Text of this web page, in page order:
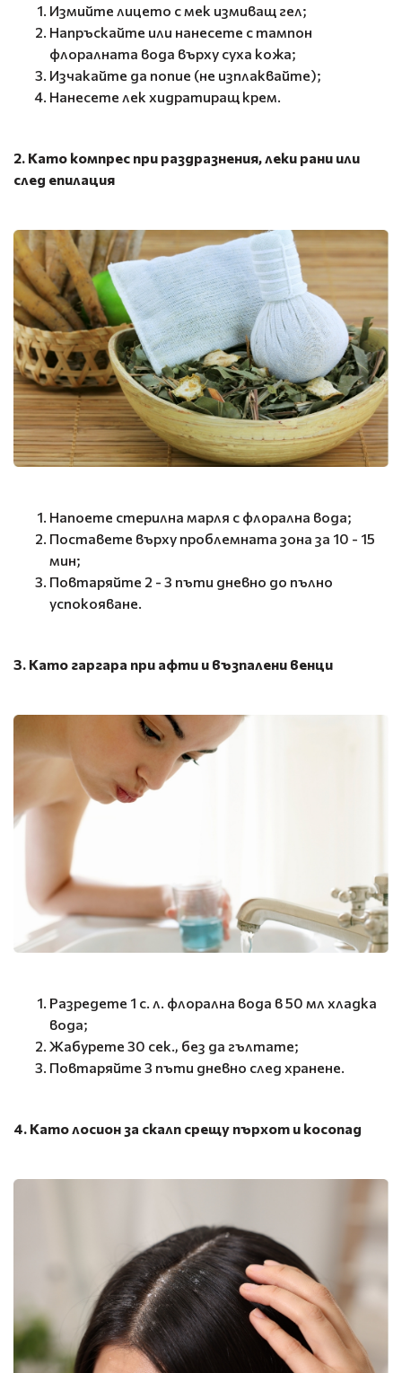
Измийте лицето с мек измиващ гел;
Напръскайте или нанесете с тампон
флоралната вода върху суха кожа;
Изчакайте да попие (не изплаквайте);
Нанесете лек хидратиращ крем.
2. Като компрес при раздразнения, леки рани или
след епилация
Напоете стерилна марля с флорална вода;
Поставете върху проблемната зона за 10 - 15
мин;
Повтаряйте 2 - 3 пъти дневно до пълно
успокояване.
3. Като гаргара при афти и възпалени венци
Разредете 1 с. л. флорална вода в 50 мл хладка
вода;
Жабурете 30 сек., без да гълтате;
Повтаряйте 3 пъти дневно след хранене.
4. Като лосион за скалп срещу пърхот и косопад